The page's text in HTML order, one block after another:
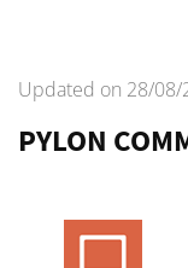
Updated on 28/08/
PYLON